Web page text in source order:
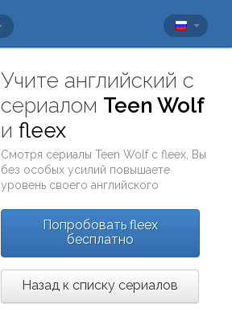
Учите английский с
сериалом Teen Wolf
иfleex
Смотря сериалыTeen Wolfсfleex , Вы
без особых усилий повышаете
уровень своего английского
Попробовать fleex
бесплатно
Назад к списку сериалов